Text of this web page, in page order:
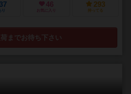
46
お気に入り
293
持ってる
までお待ち下さい